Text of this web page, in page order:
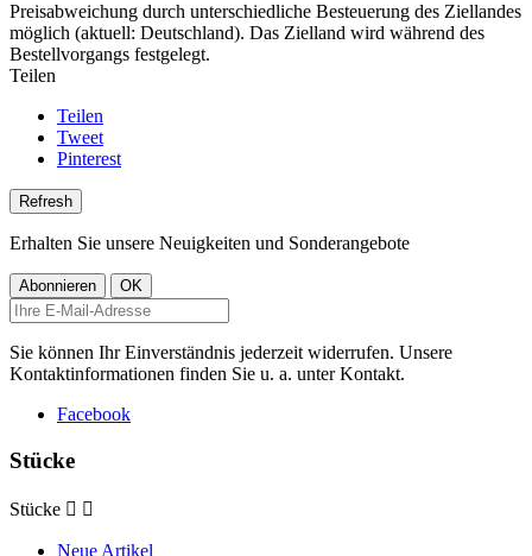
Preisabweichung durch unterschiedliche Besteuerung des Ziellandes
möglich (aktuell: Deutschland). Das Zielland wird während des
Bestellvorgangs festgelegt.
Teilen
Teilen
Tweet
Pinterest
Erhalten Sie unsere Neuigkeiten und Sonderangebote
Sie können Ihr Einverständnis jederzeit widerrufen. Unsere
Kontaktinformationen finden Sie u. a. unter Kontakt.
Facebook
Stücke
Stücke  
Neue Artikel